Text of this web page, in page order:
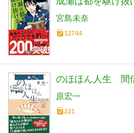
宮島未奈
12744
のほほん人生 間
原宏一
221